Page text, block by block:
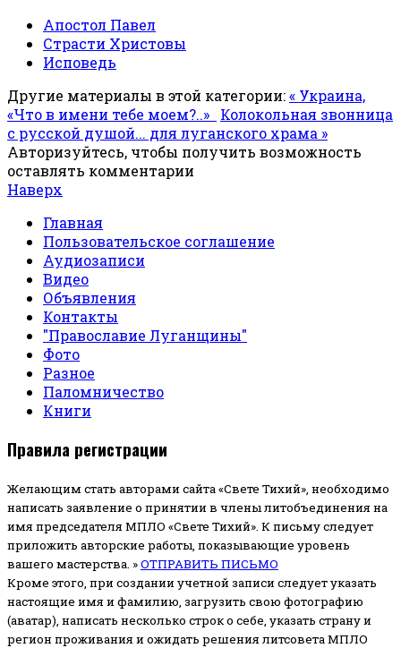
Апостол Павел
Страсти Христовы
Исповедь
Другие материалы в этой категории:« Украина,
«Что в имени тебе моем?..»
Колокольная звонница
с русской душой... для луганского храма »
Авторизуйтесь, чтобы получить возможность
оставлять комментарии
Наверх
Главная
Пользовательское соглашение
Аудиозаписи
Видео
Объявления
Контакты
"Православие Луганщины"
Фото
Разное
Паломничество
Книги
Правила регистрации
Желающим стать авторами сайта «Свете Тихий», необходимо
написать заявление о принятии в члены литобъединения на
имя председателя МПЛО «Свете Тихий». К письму следует
приложить авторские работы, показывающие уровень
вашего мастерства. »ОТПРАВИТЬ ПИСЬМО
Кроме этого, при создании учетной записи следует указать
настоящие имя и фамилию, загрузить свою фотографию
(аватар), написать несколько строк о себе, указать страну и
регион проживания и ожидать решения литсовета МПЛО